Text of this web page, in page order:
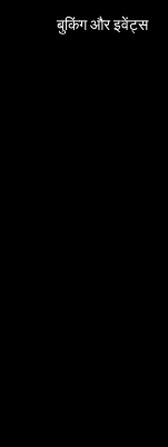
बुकिंग और इवेंट्स